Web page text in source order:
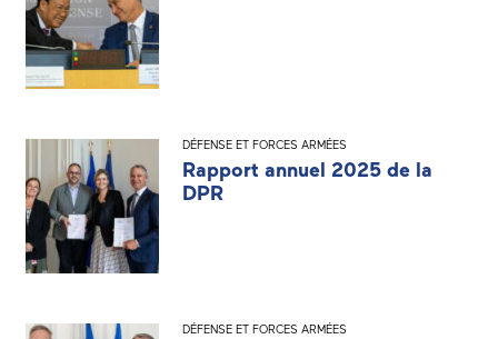
DÉFENSE ET FORCES ARMÉES
Rapport annuel 2025 de la
DPR
DÉFENSE ET FORCES ARMÉES